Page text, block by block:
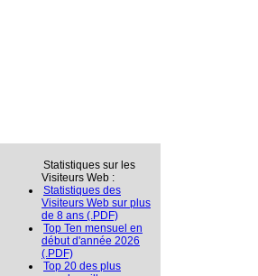
Statistiques sur les
Visiteurs Web :
Statistiques des
Visiteurs Web sur plus
de 8 ans (.PDF)
Top Ten mensuel en
début d'année 2026
(.PDF)
Top 20 des plus